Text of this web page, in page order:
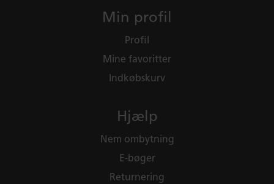
Min profil
Profil
Mine favoritter
Indkøbskurv
Hjælp
Nem ombytning
E-bøger
Returnering